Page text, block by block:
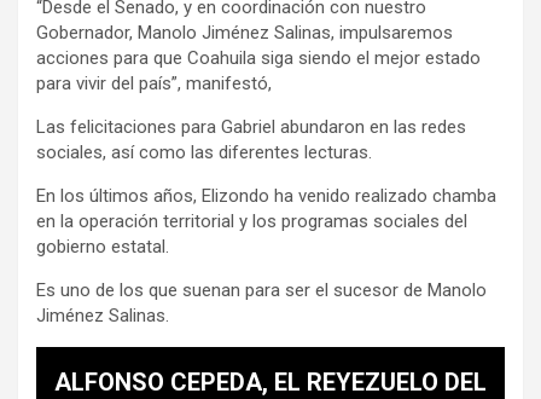
“Desde el Senado, y en coordinación con nuestro
Gobernador, Manolo Jiménez Salinas, impulsaremos
acciones para que Coahuila siga siendo el mejor estado
para vivir del país”, manifestó,
Las felicitaciones para Gabriel abundaron en las redes
sociales, así como las diferentes lecturas.
En los últimos años, Elizondo ha venido realizado chamba
en la operación territorial y los programas sociales del
gobierno estatal.
Es uno de los que suenan para ser el sucesor de Manolo
Jiménez Salinas.
ALFONSO CEPEDA, EL REYEZUELO DEL